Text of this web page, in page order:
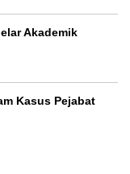
Akademik
Kasus Pejabat